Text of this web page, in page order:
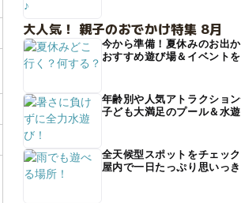
大人気！ 親子のおでかけ特集 8月
今から準備！夏休みのお出
おすすめ遊び場＆イベントを
年齢別や人気アトラクショ
子ども大満足のプール＆水
全天候型スポットをチェック
屋内で一日たっぷり思いっ